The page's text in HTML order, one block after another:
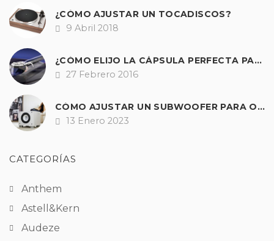
¿CÓMO AJUSTAR UN TOCADISCOS?
Fecha
9 Abril 2018
¿CÓMO ELIJO LA CÁPSULA PERFECTA PARA MI GIRADISCOS?
Fecha
27 Febrero 2016
CÓMO AJUSTAR UN SUBWOOFER PARA OBTENER UNOS GRAVES PERFECTOS EN HI-FI Y A/V
Fecha
13 Enero 2023
CATEGORÍAS
Anthem
Astell&Kern
Audeze